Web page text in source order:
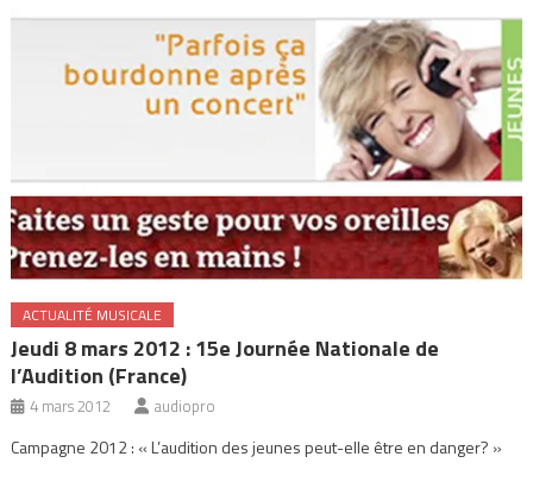
ACTUALITÉ MUSICALE
Jeudi 8 mars 2012 : 15e Journée Nationale de
l’Audition (France)
4 mars 2012 audiopro
Campagne 2012 : « L’audition des jeunes peut-elle être en danger? »